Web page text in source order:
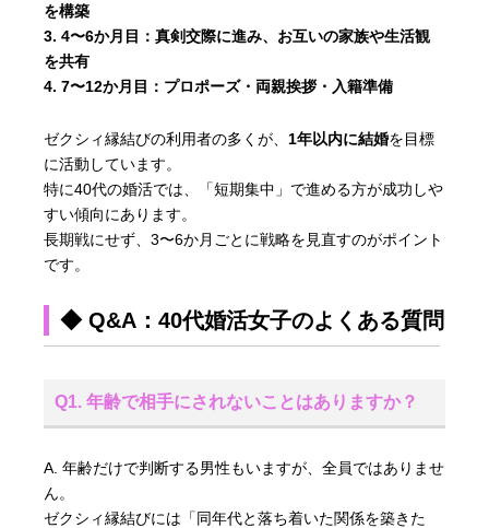
を構築
4〜6か月目：真剣交際に進み、お互いの家族や生活観
を共有
7〜12か月目： プロポーズ・両親挨拶・入籍準備
ゼクシィ縁結びの利用者の多くが、 1年以内に結婚を目標
に活動しています。
特に40代の婚活では、「短期集中」で進める方が成功しや
すい傾向にあります。
長期戦にせず、3〜6か月ごとに戦略を見直すのがポイント
です。
◆ Q&A：40代婚活女子のよくある質問
Q1. 年齢で相手にされないことはありますか？
A. 年齢だけで判断する男性もいますが、全員ではありませ
ん。
ゼクシィ縁結びには「同年代と落ち着いた関係を築きた